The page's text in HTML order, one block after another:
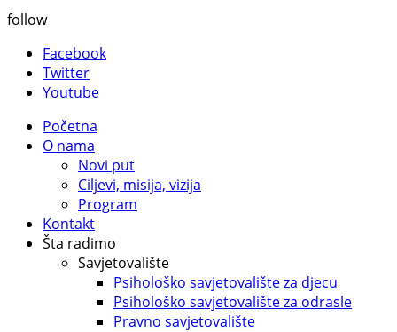
follow
Facebook
Twitter
Youtube
Početna
O nama
Novi put
Ciljevi, misija, vizija
Program
Kontakt
Šta radimo
Savjetovalište
Psihološko savjetovalište za djecu
Psihološko savjetovalište za odrasle
Pravno savjetovalište